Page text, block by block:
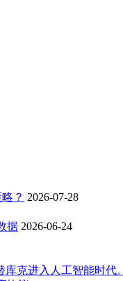
？ 2026-07-28
据 2026-06-24
克进入人工智能时代。